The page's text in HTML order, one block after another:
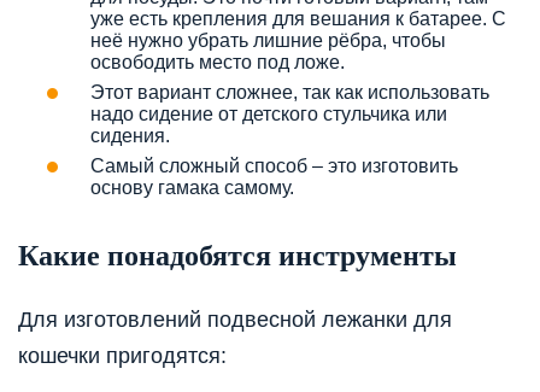
уже есть крепления для вешания к батарее. С
неё нужно убрать лишние рёбра, чтобы
освободить место под ложе.
Этот вариант сложнее, так как использовать
надо сидение от детского стульчика или
сидения.
Самый сложный способ – это изготовить
основу гамака самому.
Какие понадобятся инструменты
Для изготовлений подвесной лежанки для
кошечки пригодятся: